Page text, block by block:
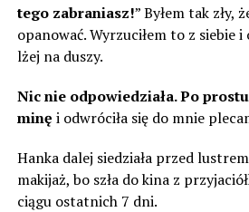
tego zabraniasz!” Byłem tak zły,
opanować. Wyrzuciłem to z siebie
lżej na duszy.
Nic nie odpowiedziała. Po
minę i odwróciła się do mnie
Hanka dalej siedziała przed
makijaż, bo szła do kina z
ciągu ostatnich 7 dni.